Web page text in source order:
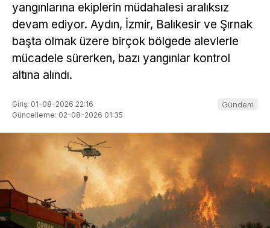
yangınlarına ekiplerin müdahalesi aralıksız
devam ediyor. Aydın, İzmir, Balıkesir ve Şırnak
başta olmak üzere birçok bölgede alevlerle
mücadele sürerken, bazı yangınlar kontrol
altına alındı.
Giriş: 01-08-2026 22:16
Güncelleme: 02-08-2026 01:35
Gündem